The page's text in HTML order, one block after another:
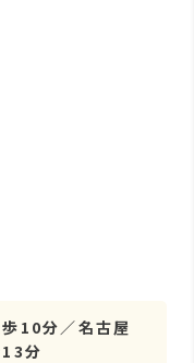
10分／名古屋
分